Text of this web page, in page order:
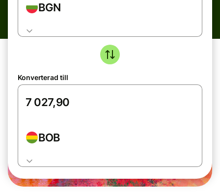
BGN
Konverterad till
BOB